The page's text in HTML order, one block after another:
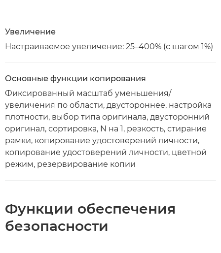
Увеличение
Настраиваемое увеличение: 25–400% (с шагом 1%)
Основные функции копирования
Фиксированный масштаб уменьшения/
увеличения по области, двустороннее, настройка
плотности, выбор типа оригинала, двусторонний
оригинал, сортировка, N на 1, резкость, стирание
рамки, копирование удостоверений личности,
копирование удостоверений личности, цветной
режим, резервирование копии
Функции обеспечения
безопасности